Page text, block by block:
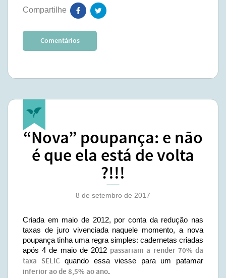
Comentários
“Nova” poupança: e não
é que ela está de volta
?!!!
8 de setembro de 2017
Criada em maio de 2012, por conta da redução nas
taxas de juro vivenciada naquele momento, a nova
poupança tinha uma regra simples: cadernetas criadas
após 4 de maio de 2012 passariam a render 70% da
taxa SELIC quando essa viesse para um patamar
inferior ao de 8,5% ao ano.